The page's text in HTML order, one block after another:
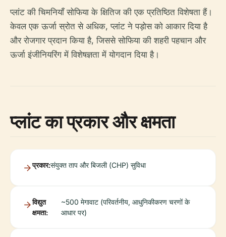
प्लांट की चिमनियाँ सोफिया के क्षितिज की एक प्रतिष्ठित विशेषता हैं।
केवल एक ऊर्जा स्रोत से अधिक, प्लांट ने पड़ोस को आकार दिया है
और रोजगार प्रदान किया है, जिससे सोफिया की शहरी पहचान और
ऊर्जा इंजीनियरिंग में विशेषज्ञता में योगदान दिया है।
प्लांट का प्रकार और क्षमता
प्रकार:संयुक्त ताप और बिजली (CHP) सुविधा
विद्युत
क्षमता:
~500 मेगावाट (परिवर्तनीय, आधुनिकीकरण चरणों के
आधार पर)